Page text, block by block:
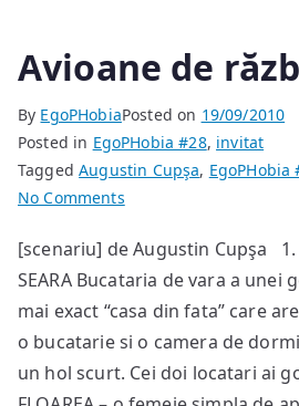
Avioane de
By EgoPHobiaPosted on 19/09/2010
Posted in EgoPHobia #28, invitat
TaggedAugustin Cupşa, EgoPHobia
No Commentson
de
război
[scenariu] de Augustin Cupşa 1.
SEARA Bucataria de vara a unei
mai exact “casa din fata” care
o bucatarie si o camera de
un hol scurt. Cei doi locatari ai